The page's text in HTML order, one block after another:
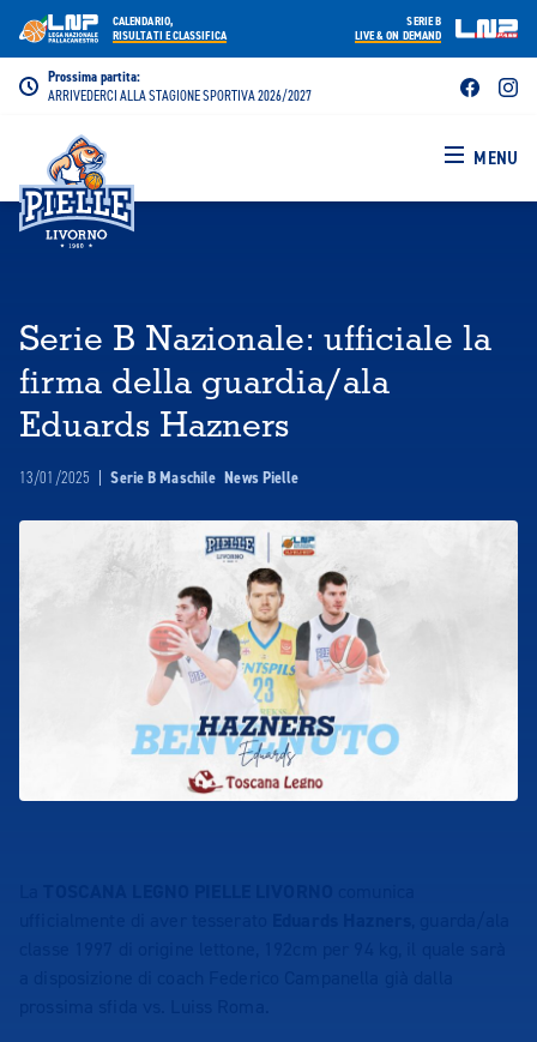
Prossima partita:
ARRIVEDERCI ALLA STAGIONE SPORTIVA 2026/2027
MENU
SERIE B
LIVE & ON DEMAND
CALENDARIO,
RISULTATI E CLASSIFICA
Serie B Nazionale: ufficiale la
firma della guardia/ala
Eduards Hazners
13/01/2025 | Serie B Maschile News Pielle